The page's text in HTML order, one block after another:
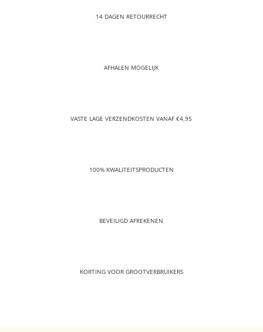
14 DAGEN RETOURRECHT
AFHALEN MOGELIJK
VASTE LAGE VERZENDKOSTEN VANAF €4,95
100% KWALITEITSPRODUCTEN
BEVEILIGD AFREKENEN
KORTING VOOR GROOTVERBRUIKERS